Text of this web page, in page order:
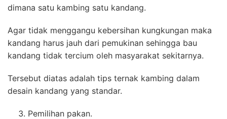
dimana satu kambing satu kandang.
Agar tidak menggangu kebersihan kungkungan maka
kandang harus jauh dari pemukinan sehingga bau
kandang tidak tercium oleh masyarakat sekitarnya.
Tersebut diatas adalah tips ternak kambing dalam
desain kandang yang standar.
Pemilihan pakan.